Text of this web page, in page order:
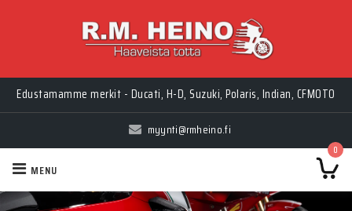
Edustamamme merkit - Ducati, H-D, Suzuki, Polaris, Indian, CFMOTO
myynti@rmheino.fi
0
MENU